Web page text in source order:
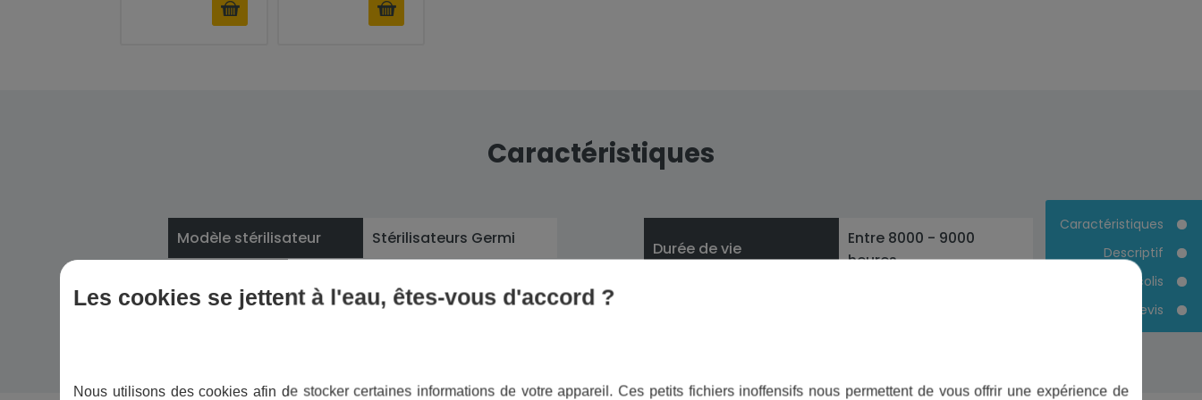
Caractéristiques
Descriptif
Contenu du colis
Devis
Caractéristiques
Modèle stérilisateur Stérilisateurs Germi
Fonction
l'eau
Durée de vie
Entre 8000 - 9000
heures
Les cookies se jettent à l'eau, êtes-vous d'accord ?
Nous utilisons des cookies afin de stocker certaines informations de votre appareil. Ces petits fichiers inoffensifs nous permettent de vous offrir une expérience de